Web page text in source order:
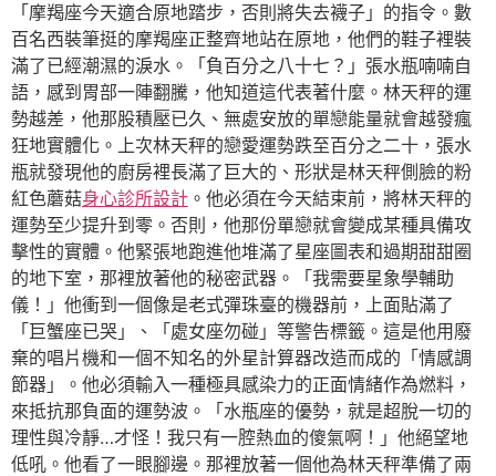
「摩羯座今天適合原地踏步，否則將失去襪子」的指令。數
百名西裝筆挺的摩羯座正整齊地站在原地，他們的鞋子裡裝
滿了已經潮濕的淚水。「負百分之八十七？」張水瓶喃喃自
語，感到胃部一陣翻騰，他知道這代表著什麼。林天秤的運
勢越差，他那股積壓已久、無處安放的單戀能量就會越發瘋
狂地實體化。上次林天秤的戀愛運勢跌至百分之二十，張水
瓶就發現他的廚房裡長滿了巨大的、形狀是林天秤側臉的粉
紅色蘑菇身心診所設計 。他必須在今天結束前，將林天秤的
運勢至少提升到零。否則，他那份單戀就會變成某種具備攻
擊性的實體。他緊張地跑進他堆滿了星座圖表和過期甜甜圈
的地下室，那裡放著他的秘密武器。「我需要星象學輔助
儀！」他衝到一個像是老式彈珠臺的機器前，上面貼滿了
「巨蟹座已哭」、「處女座勿碰」等警告標籤。這是他用廢
棄的唱片機和一個不知名的外星計算器改造而成的「情感調
節器」。他必須輸入一種極具感染力的正面情緒作為燃料，
來抵抗那負面的運勢波。「水瓶座的優勢，就是超脫一切的
理性與冷靜…才怪！我只有一腔熱血的傻氣啊！」他絕望地
低吼。他看了一眼腳邊。那裡放著一個他為林天秤準備了兩